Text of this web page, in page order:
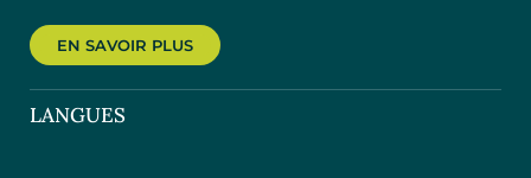
EN SAVOIR PLUS
LANGUES